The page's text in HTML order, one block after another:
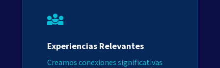
Experiencias Relevantes
Creamos conexiones significativas